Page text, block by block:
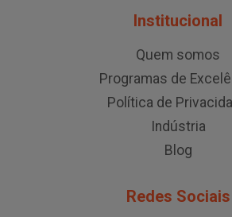
Institucional
Quem somos
Programas de
Política de
Indústria
Blog
Redes Sociais